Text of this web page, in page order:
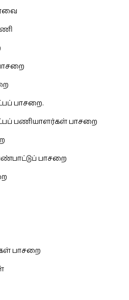
பாசறை.
பணியாளர்கள் பாசறை
பாசறை
பாசறை